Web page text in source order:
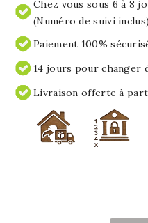
Chez vous sous 6 à 8
(Numéro de suivi
Paiement 100%
14 jours pour changer
Livraison offerte à